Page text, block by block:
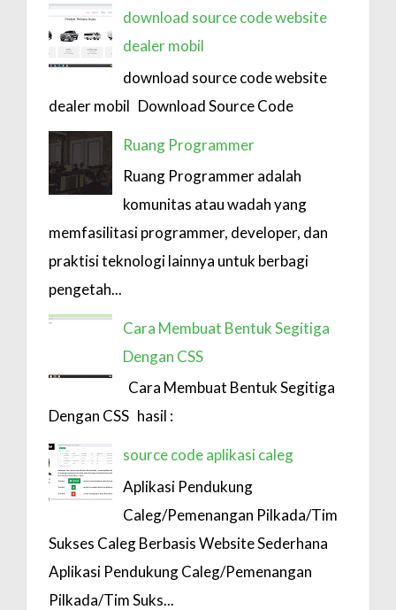
download source code website
dealer mobil
download source code website
dealer mobil Download Source Code
Ruang Programmer
Ruang Programmer adalah
komunitas atau wadah yang
memfasilitasi programmer, developer, dan
praktisi teknologi lainnya untuk berbagi
pengetah...
Cara Membuat Bentuk Segitiga
Dengan CSS
Cara Membuat Bentuk Segitiga
Dengan CSS hasil :
source code aplikasi caleg
Aplikasi Pendukung
Caleg/Pemenangan Pilkada/Tim
Sukses Caleg Berbasis Website Sederhana
Aplikasi Pendukung Caleg/Pemenangan
Pilkada/Tim Suks...